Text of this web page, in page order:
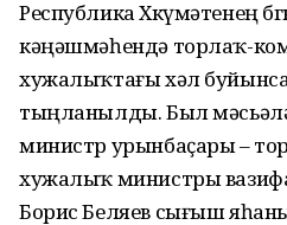
Республика Хөкүмәтенең
кәңәшмәһендә торлаҡ-
хужалыҡтағы хәл
тыңланылды. Был
министр урынбаҫары –
хужалыҡ министры
Борис Беляев сығыш